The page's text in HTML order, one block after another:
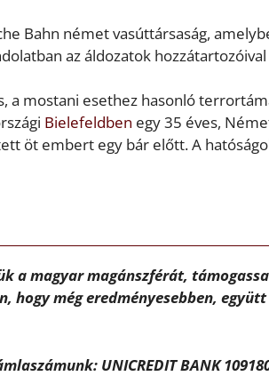
Bahn német vasúttársaság,
az áldozatok hozzátartozóival
a mostani esethez hasonló
Bielefeldben egy 35 éves,
öt embert egy bár előtt. A
a magyar magánszférát, támogassa
hogy még eredményesebben,
UNICREDIT BANK